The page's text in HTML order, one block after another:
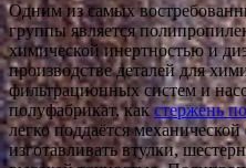
Одним из самых
группы является
химической инертностью и
производстве деталей для
фильтрационных систем и
полуфабрикат, какстержень
легко поддаётся
изготавливать втулки,